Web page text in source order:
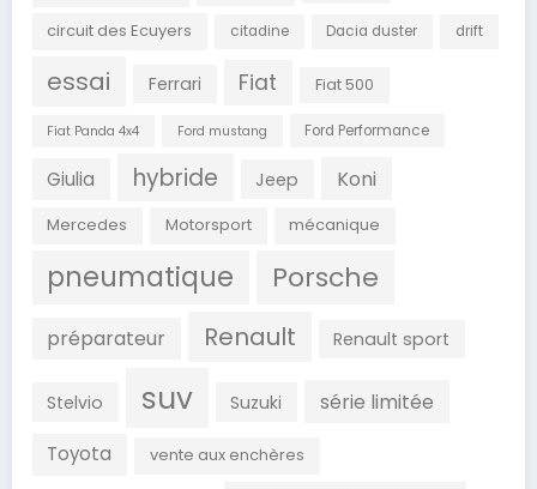
circuit des Ecuyers citadine Dacia duster drift
essai Ferrari Fiat Fiat 500
Fiat Panda 4x4 Ford mustang Ford Performance
Giulia hybride Jeep Koni
Mercedes Motorsport mécanique
pneumatique Porsche
préparateur Renault Renault sport
Stelvio suv Suzuki série limitée
Toyota vente aux enchères